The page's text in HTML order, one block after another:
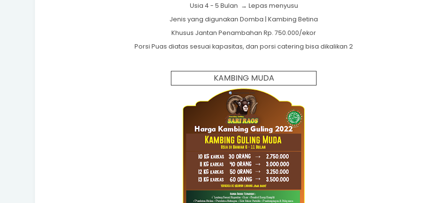
Usia 4 - 5 Bulan → Lepas menyusu
Jenis yang digunakan Domba | Kambing Betina
Khusus Jantan Penambahan Rp. 750.000/ekor
Porsi Puas diatas sesuai kapasitas, dan porsi catering bisa dikalikan 2
KAMBING MUDA